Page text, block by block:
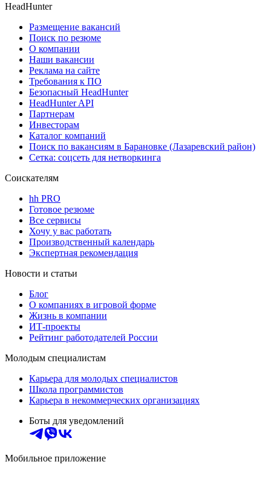
HeadHunter
Размещение вакансий
Поиск по резюме
О компании
Наши вакансии
Реклама на сайте
Требования к ПО
Безопасный HeadHunter
HeadHunter API
Партнерам
Инвесторам
Каталог компаний
Поиск по вакансиям в Барановке (Лазаревский район)
Сетка: соцсеть для нетворкинга
Соискателям
hh PRO
Готовое резюме
Все сервисы
Хочу у вас работать
Производственный календарь
Экспертная рекомендация
Новости и статьи
Блог
О компаниях в игровой форме
Жизнь в компании
ИТ-проекты
Рейтинг работодателей России
Молодым специалистам
Карьера для молодых специалистов
Школа программистов
Карьера в некоммерческих организациях
Боты для уведомлений
Мобильное приложение